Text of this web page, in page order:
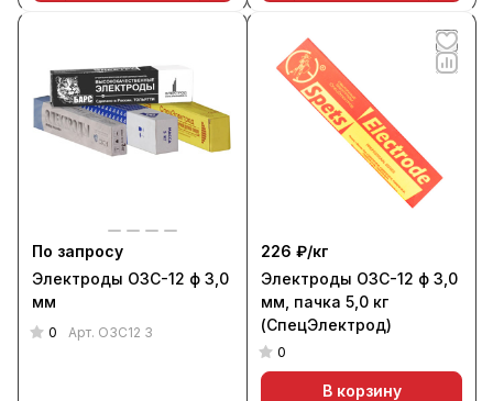
По запросу
Электроды ОЗС-12 ф 3,0
мм
0 Арт. ОЗС12 3
226 ₽/кг
Электроды ОЗС-12 ф 3,0
мм, пачка 5,0 кг
(СпецЭлектрод)
0
В корзину